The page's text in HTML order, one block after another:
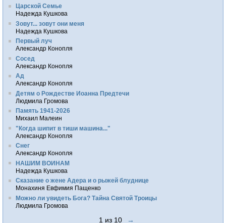
Царской Семье
Надежда Кушкова
Зовут... зовут они меня
Надежда Кушкова
Первый луч
Александр Конопля
Сосед
Александр Конопля
Ад
Александр Конопля
Детям о Рождестве Иоанна Предтечи
Людмила Громова
Память 1941-2026
Михаил Малеин
"Когда шипит в тиши машина..."
Александр Конопля
Снег
Александр Конопля
НАШИМ ВОИНАМ
Надежда Кушкова
Сказание о жене Адера и о рыжей блуднице
Монахиня Евфимия Пащенко
Можно ли увидеть Бога? Тайна Святой Троицы
Людмила Громова
1 из 10 →